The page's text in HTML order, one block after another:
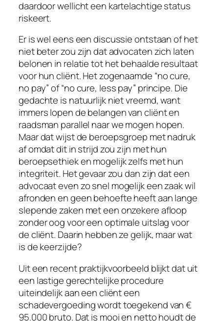
daardoor wellicht een kartelachtige status
riskeert.
Er is wel eens een discussie ontstaan of het
niet beter zou zijn dat advocaten zich laten
belonen in relatie tot het behaalde resultaat
voor hun cliënt. Het zogenaamde “no cure,
no pay” of “no cure, less pay” principe. Die
gedachte is natuurlijk niet vreemd, want
immers lopen de belangen van cliënt en
raadsman parallel naar we mogen hopen.
Maar dat wijst de beroepsgroep met nadruk
af omdat dit in strijd zou zijn met hun
beroepsethiek en mogelijk zelfs met hun
integriteit. Het gevaar zou dan zijn dat een
advocaat even zo snel mogelijk een zaak wil
afronden en geen behoefte heeft aan lange
slepende zaken met een onzekere afloop
zonder oog voor een optimale uitslag voor
de cliënt. Daarin hebben ze gelijk, maar wat
is de keerzijde?
Uit een recent praktijkvoorbeeld blijkt dat uit
een lastige gerechtelijke procedure
uiteindelijk aan een cliënt een
schadevergoeding wordt toegekend van €
95.000 bruto. Dat is mooi en netto houdt de